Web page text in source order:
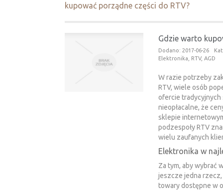
kupować porządne części do RTV?
Gdzie warto
Dodano: 2017-06-26
Elektronika, RTV, AGD
W razie potrzeby
RTV, wiele osób
ofercie
nieopłacalne, że
sklepie
podzespoły RTV
wielu zaufanych
Elektronika w
Za tym, aby wybrać
jeszcze jedna
towary dostępne w